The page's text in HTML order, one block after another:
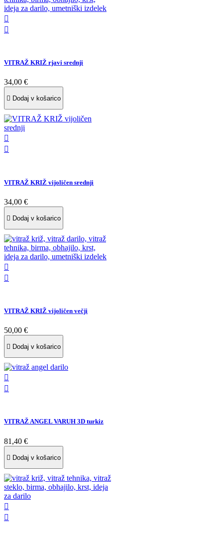


VITRAŽ KRIŽ rjavi srednji
34,00 €
 Dodaj v košarico


VITRAŽ KRIŽ vijoličen srednji
34,00 €
 Dodaj v košarico


VITRAŽ KRIŽ vijoličen večji
50,00 €
 Dodaj v košarico


VITRAŽ ANGEL VARUH 3D turkiz
81,40 €
 Dodaj v košarico

